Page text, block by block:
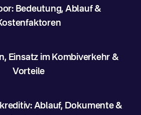
Bedeutung, Ablauf &
Einsatz im Kombiverkehr &
Vorteile
Ablauf, Dokumente &